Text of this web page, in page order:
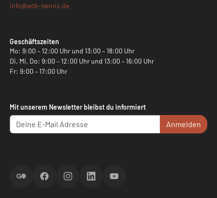
info@wtb-tennis.de
Geschäftszeiten
Mo: 9:00 – 12:00 Uhr und 13:00 – 18:00 Uhr
Di, Mi, Do: 9:00 – 12:00 Uhr und 13:00 – 16:00 Uhr
Fr: 9:00 – 17:00 Uhr
Mit unserem Newsletter bleibst du informiert
Anmelden
ScoreGOFacebookInstagramLinkedInYouTube